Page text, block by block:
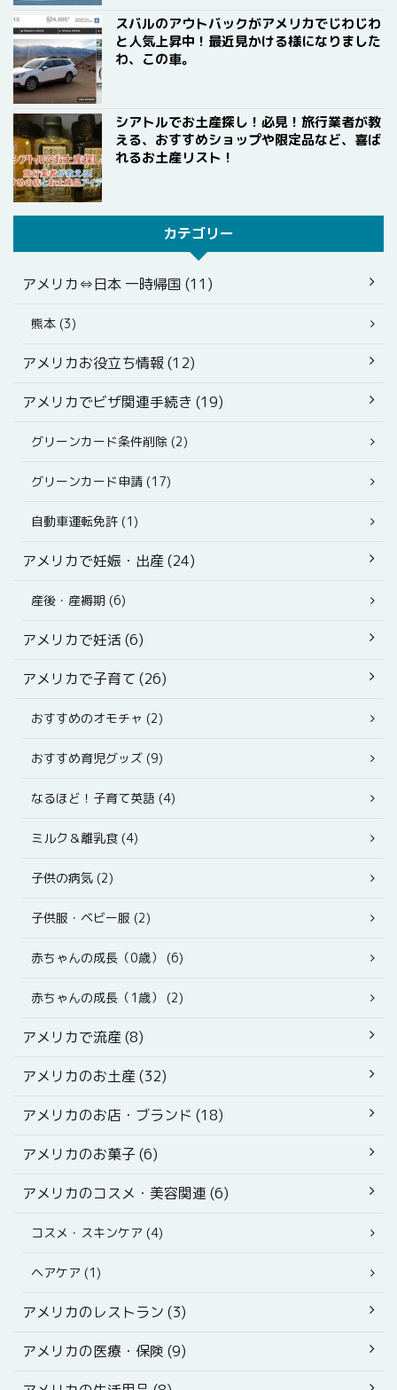
スバルのアウトバックがアメリカでじわじわ
と人気上昇中！最近見かける様になりました
わ、この車。
シアトルでお土産探し！必見！旅行業者が教
える、おすすめショップや限定品など、喜ば
れるお土産リスト！
カテゴリー
アメリカ⇔日本 一時帰国 (11)
熊本 (3)
アメリカお役立ち情報 (12)
アメリカでビザ関連手続き (19)
グリーンカード条件削除 (2)
グリーンカード申請 (17)
自動車運転免許 (1)
アメリカで妊娠・出産 (24)
産後・産褥期 (6)
アメリカで妊活 (6)
アメリカで子育て (26)
おすすめのオモチャ (2)
おすすめ育児グッズ (9)
なるほど！子育て英語 (4)
ミルク＆離乳食 (4)
子供の病気 (2)
子供服・ベビー服 (2)
赤ちゃんの成長（0歳） (6)
赤ちゃんの成長（1歳） (2)
アメリカで流産 (8)
アメリカのお土産 (32)
アメリカのお店・ブランド (18)
アメリカのお菓子 (6)
アメリカのコスメ・美容関連 (6)
コスメ・スキンケア (4)
ヘアケア (1)
アメリカのレストラン (3)
アメリカの医療・保険 (9)